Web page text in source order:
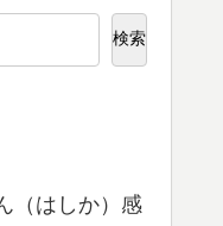
検索
（はしか）感